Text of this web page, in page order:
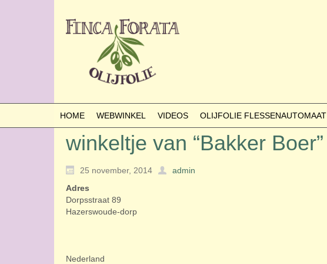
HOME WEBWINKEL VIDEOS OLIJFOLIE FLESSENAUTOMAAT
winkeltje van “Bakker Boer”
25 november, 2014 admin
Adres
Dorpsstraat 89
Hazerswoude-dorp
Nederland